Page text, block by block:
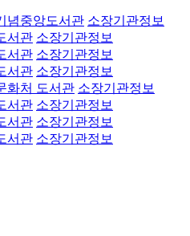
념중앙도서관 소장기관정보
서관 소장기관정보
서관 소장기관정보
서관 소장기관정보
화처 도서관 소장기관정보
서관 소장기관정보
서관 소장기관정보
서관 소장기관정보